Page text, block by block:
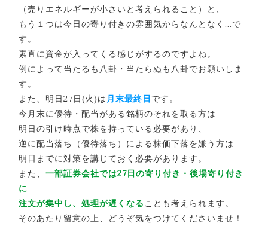
（売りエネルギーが小さいと考えられること）と、
もう１つは今日の寄り付きの雰囲気からなんとなく…で
す。
素直に資金が入ってくる感じがするのですよね。
例によって当たるも八卦・当たらぬも八卦でお願いしま
す。
また、明日27日(火)は 月末最終日 です。
今月末に優待・配当がある銘柄のそれを取る方は
明日の引け時点で株を持っている必要があり、
逆に配当落ち（優待落ち）による株価下落を嫌う方は
明日までに対策を講じておく必要があります。
また、 一部証券会社では27日の寄り付き・後場寄り付き
に
注文が集中し、処理が遅くなることも考えられます。
そのあたり留意の上、どうぞ気をつけてくださいませ！